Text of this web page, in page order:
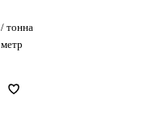
/ тонна
метр